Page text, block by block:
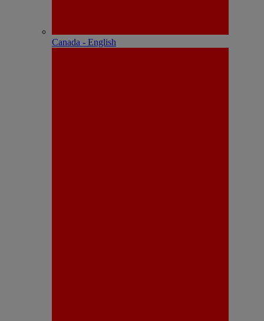
Canada - English